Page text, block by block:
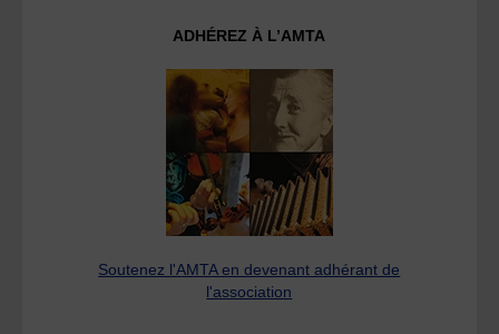
ADHÉREZ À L’AMTA
Soutenez l'AMTA en devenant adhérant de
l'association